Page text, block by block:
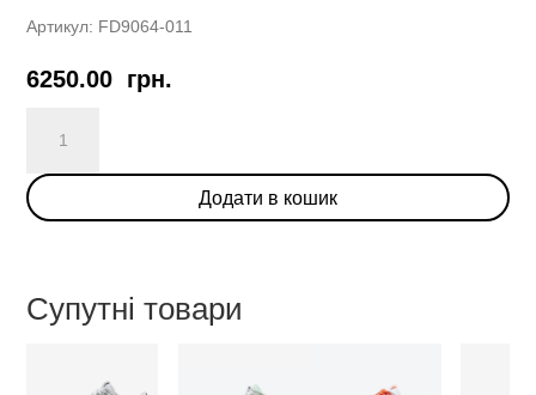
Артикул: FD9064-011
6250.00 грн.
Dunk
Low
“Reverse
Додати в кошик
Супутні товари